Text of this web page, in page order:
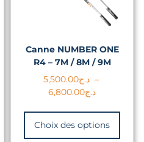
Canne NUMBER ONE
R4 – 7M / 8M / 9M
د.ج5,500.00
–
د.ج6,800.00
Choix des options